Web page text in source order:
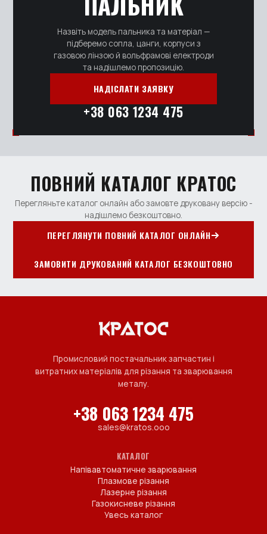
Назвіть модель пальника та матеріал —
підберемо сопла, цанги, корпуси з
газовою лінзою й вольфрамові електроди
та надішлемо пропозицію.
НАДІСЛАТИ ЗАЯВКУ
+38 063 1234 475
ПОВНИЙ КАТАЛОГ КРАТОС
Перегляньте каталог онлайн або замовте друковану версію -
надішлемо безкоштовно.
ПЕРЕГЛЯНУТИ ПОВНИЙ КАТАЛОГ ОНЛАЙН
ЗАМОВИТИ ДРУКОВАНИЙ КАТАЛОГ БЕЗКОШТОВНО
Промисловий постачальник запчастин і
витратних матеріалів для різання та зварювання
металу.
+38 063 1234 475
sales@kratos.ooo
КАТАЛОГ
Напівавтоматичне зварювання
Плазмове різання
Лазерне різання
Газокисневе різання
Увесь каталог